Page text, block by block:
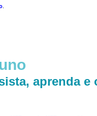
aprenda e